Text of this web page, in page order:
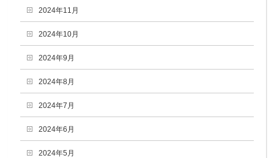
2024年11月
2024年10月
2024年9月
2024年8月
2024年7月
2024年6月
2024年5月